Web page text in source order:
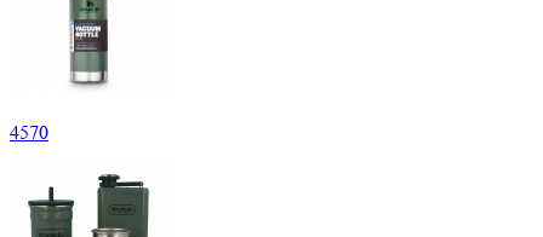
4570